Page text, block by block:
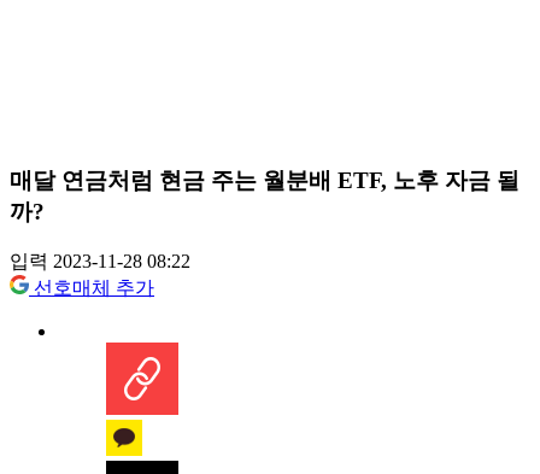
매달 연금처럼 현금 주는 월분배 ETF, 노후 자금 될
까?
입력 2023-11-28 08:22
선호매체 추가